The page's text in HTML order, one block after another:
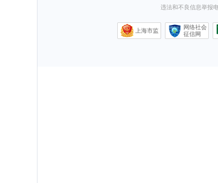
违法和不良信息举报
上海市监
网络社会
征信网